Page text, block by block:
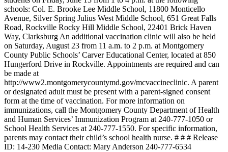
schools: Col. E. Brooke Lee Middle School, 11800 Monticello
Avenue, Silver Spring Julius West Middle School, 651 Great Falls
Road, Rockville Rocky Hill Middle School, 22401 Brick Haven
Way, Clarksburg An additional vaccination clinic will also be held
on Saturday, August 23 from 11 a.m. to 2 p.m. at Montgomery
County Public Schools’ Carver Educational Center, located at 850
Hungerford Drive in Rockville. Appointments are required and can
be made at
http://www2.montgomerycountymd.gov/mcvaccineclinic. A parent
or designated adult must be present with a parent-signed consent
form at the time of vaccination. For more information on
immunizations, call the Montgomery County Department of Health
and Human Services’ Immunization Program at 240-777-1050 or
School Health Services at 240-777-1550. For specific information,
parents may contact their child’s school health nurse. # # # Release
ID: 14-230 Media Contact: Mary Anderson 240-777-6534